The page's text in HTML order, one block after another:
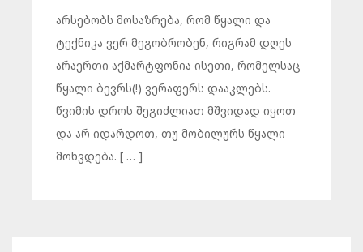
არსებობს მოსაზრება, რომ წყალი და
ტექნიკა ვერ მეგობრობენ, რიგრამ დღეს
არაერთი აქმარტფონია ისეთი, რომელსაც
წყალი ბევრს(!) ვერაფერს დააკლებს.
წვიმის დროს შეგიძლიათ მშვიდად იყოთ
და არ იდარდოთ, თუ მობილურს წყალი
მოხვდება. [ … ]